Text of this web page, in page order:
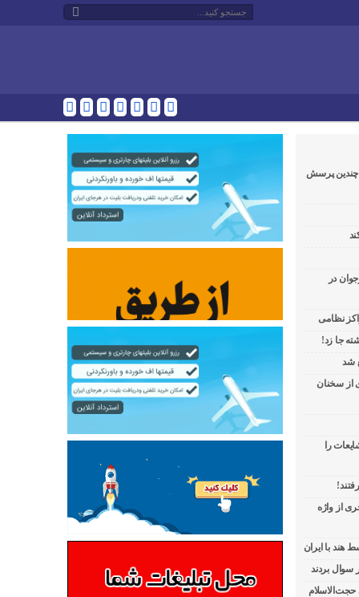
چندین پرسش
در
نظامی
جا زد!
شد
از سخنان
را
از واژه
هند با ایران
حجت‌الاسلام